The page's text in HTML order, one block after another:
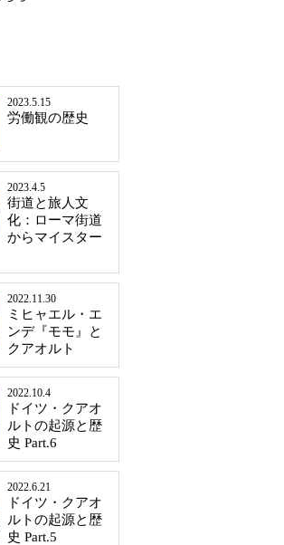
2023.5.15
労働観の歴史
2023.4.5
街道と旅人文
化：ローマ街道
からマイスター
2022.11.30
ミヒャエル・エ
ンデ『モモ』と
クアオルト
2022.10.4
ドイツ・クアオ
ルトの起源と歴
史 Part.6
2022.6.21
ドイツ・クアオ
ルトの起源と歴
史 Part.5